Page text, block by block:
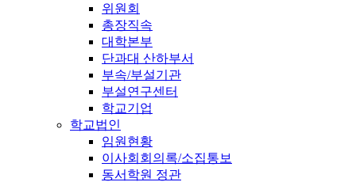
위원회
총장직속
대학본부
단과대 산하부서
부속/부설기관
부설연구센터
학교기업
학교법인
임원현황
이사회회의록/소집통보
동서학원 정관